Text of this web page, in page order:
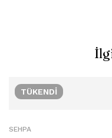
TÜKENDI
SEHPA